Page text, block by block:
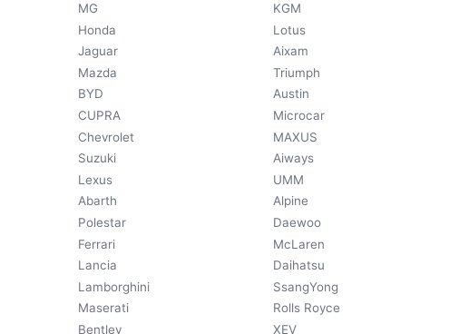
MG
Honda
Jaguar
Mazda
BYD
CUPRA
Chevrolet
Suzuki
Lexus
Abarth
Polestar
Ferrari
Lancia
Lamborghini
Maserati
Bentley
KGM
Lotus
Aixam
Triumph
Austin
Microcar
MAXUS
Aiways
UMM
Alpine
Daewoo
McLaren
Daihatsu
SsangYong
Rolls Royce
XEV